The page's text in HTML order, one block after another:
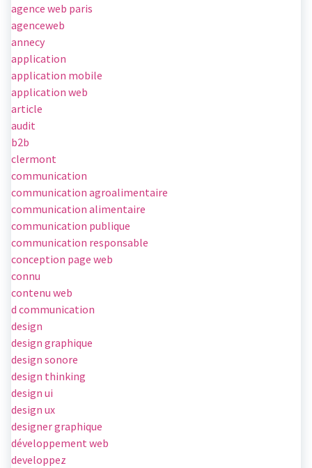
agence web paris
agenceweb
annecy
application
application mobile
application web
article
audit
b2b
clermont
communication
communication agroalimentaire
communication alimentaire
communication publique
communication responsable
conception page web
connu
contenu web
d communication
design
design graphique
design sonore
design thinking
design ui
design ux
designer graphique
développement web
developpez